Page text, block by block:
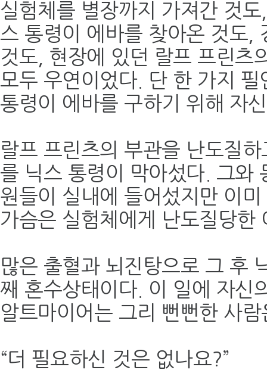
실험체를 별장까지 가져간 것
스 통령이 에바를 찾아온 것도,
것도, 현장에 있던 랄프 프린츠
모두 우연이었다. 단 한 가지
통령이 에바를 구하기 위해 자
랄프 프린츠의 부관을 난도질
를 닉스 통령이 막아섰다. 그와
원들이 실내에 들어섰지만 이
가슴은 실험체에게 난도질당한
많은 출혈과 뇌진탕으로 그 후
째 혼수상태이다. 이 일에 자신
알트마이어는 그리 뻔뻔한 사
“더 필요하신 것은 없나요?”